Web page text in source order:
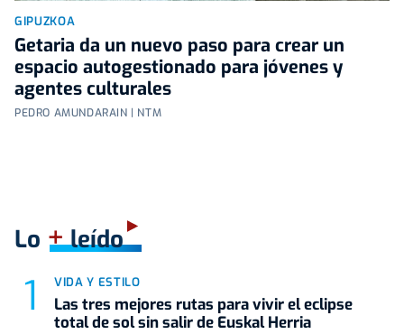
GIPUZKOA
Getaria da un nuevo paso para crear un
espacio autogestionado para jóvenes y
agentes culturales
PEDRO AMUNDARAIN | NTM
Lo +leído
VIDA Y ESTILO
Las tres mejores rutas para vivir el eclipse
total de sol sin salir de Euskal Herria